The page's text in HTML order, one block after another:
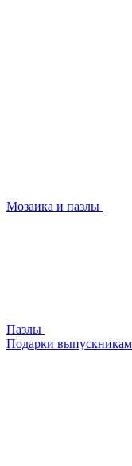
Мозаика и пазлы
Пазлы
Подарки